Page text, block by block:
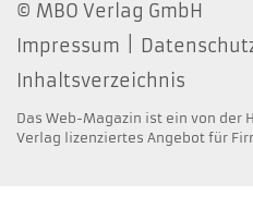
MBO Verlag GmbH
Impressum
Inhaltsverzeichnis
Das Web-Magazin ist ein von der
Verlag lizenziertes Angebot für